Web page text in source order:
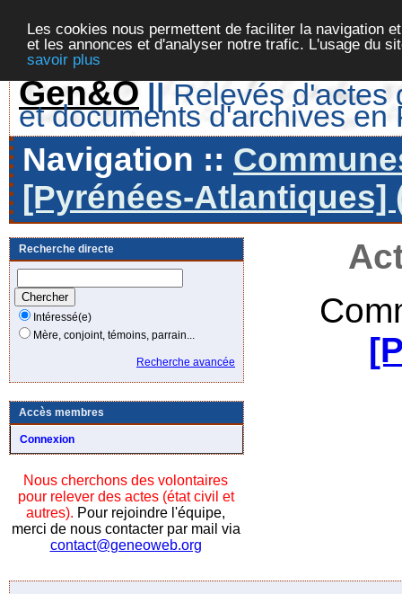
Les cookies nous permettent de faciliter la navigation
et les annonces et d'analyser notre trafic. L'usage du
savoir plus
Gen&O || Relevés d'actes
et documents d'archives en
Navigation ::
[Pyrénées-Atlantiques]
Recherche directe
Intéressé(e)
Mère, conjoint, témoins, parrain...
Recherche avancée
Accès membres
Connexion
Nous cherchons des volontaires
pour relever des actes (état civil et
autres). Pour rejoindre l'équipe,
merci de nous contacter par mail via
contact@geneoweb.org